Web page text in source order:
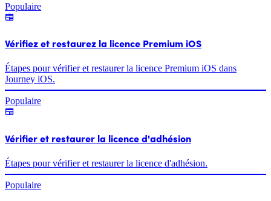
Populaire
Vérifiez et restaurez la licence Premium iOS
Étapes pour vérifier et restaurer la licence Premium iOS dans
Journey iOS.
Populaire
Vérifier et restaurer la licence d'adhésion
Étapes pour vérifier et restaurer la licence d'adhésion.
Populaire